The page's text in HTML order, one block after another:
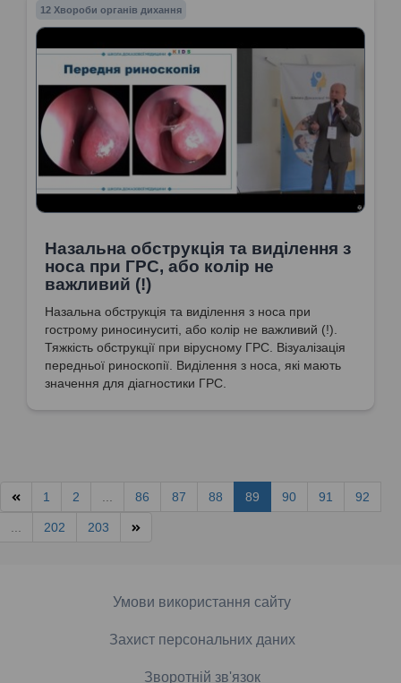
12 Хвороби органів дихання
Назальна обструкція та виділення з
носа при ГРС, або колір не
важливий (!)
Назальна обструкція та виділення з носа при
гострому риносинуситі, або колір не важливий (!).
Тяжкість обструкції при вірусному ГРС. Візуалізація
передньої риноскопії. Виділення з носа, які мають
значення для діагностики ГРС.
1 2 86 87 88 89 90 91 92
202 203
Умови використання сайту
Захист персональних даних
Зворотній зв'язок